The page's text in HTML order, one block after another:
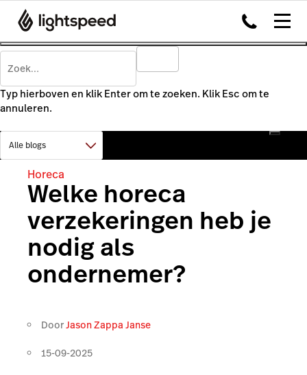
Typ hierboven en klik Enter om te zoeken. Klik Esc om te
annuleren.
Horeca
Welke horeca
verzekeringen heb je
nodig als
ondernemer?
DoorJason Zappa Janse
15-09-2025